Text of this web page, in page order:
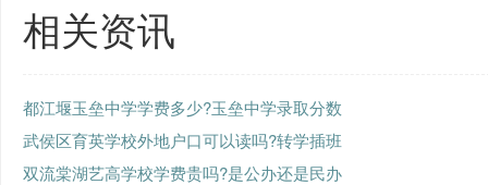
相关资讯
都江堰玉垒中学学费多少?玉垒中学录取分数
武侯区育英学校外地户口可以读吗?转学插班
双流棠湖艺高学校学费贵吗?是公办还是民办